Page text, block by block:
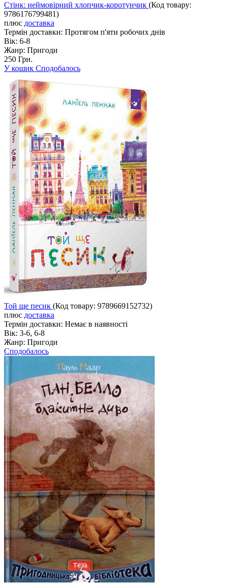
Стінк: неймовірний хлопчик-коротунчик (Код товару:
9786176799481)
плюс доставка
Термін доставки: Протягом п'яти робочих днів
Вік: 6-8
Жанр: Пригоди
250 Грн.
У кошик Сподобалось
Той ще песик (Код товару: 9789669152732)
плюс доставка
Термін доставки: Немає в наявності
Вік: 3-6, 6-8
Жанр: Пригоди
Сподобалось